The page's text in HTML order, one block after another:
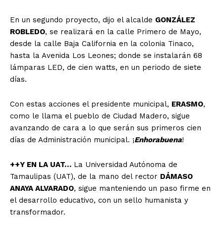
En un segundo proyecto, dijo el alcalde GONZÁLEZ
ROBLEDO, se realizará en la calle Primero de Mayo,
desde la calle Baja California en la colonia Tinaco,
hasta la Avenida Los Leones; donde se instalarán 68
lámparas LED, de cien watts, en un periodo de siete
días.
Con estas acciones el presidente municipal, ERASMO,
como le llama el pueblo de Ciudad Madero, sigue
avanzando de cara a lo que serán sus primeros cien
días de Administración municipal. ¡Enhorabuena!
++Y EN LA UAT… La Universidad Autónoma de
Tamaulipas (UAT), de la mano del rector DÁMASO
ANAYA ALVARADO, sigue manteniendo un paso firme en
el desarrollo educativo, con un sello humanista y
transformador.